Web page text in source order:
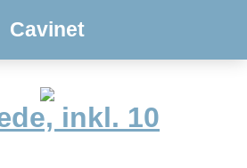
Cavinet
inkl. 10